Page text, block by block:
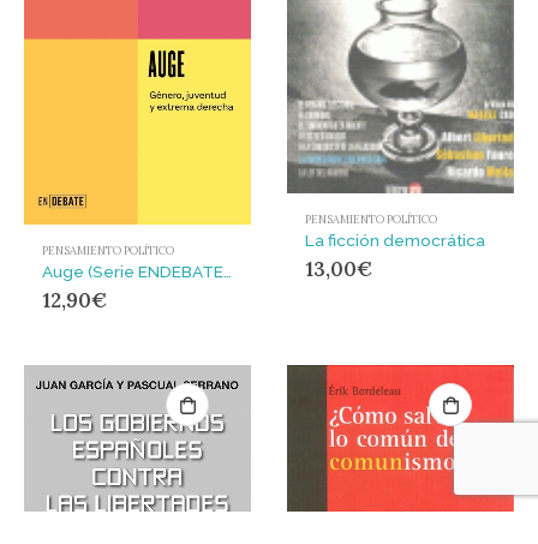
PENSAMIENTO POLÍTICO
Auge (Serie ENDEBATE) : Género, juventud y extrema derecha
12,90€
PENSAMIENTO POLÍTICO
La ficción democrática
13,00€